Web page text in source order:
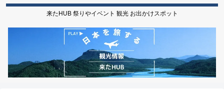
来たHUB 祭りやイベント 観光 お出かけスポット